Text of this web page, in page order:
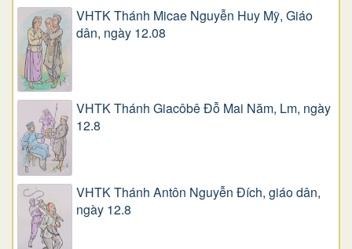
VHTK Thánh Micae Nguyễn Huy Mỹ, Giáo
dân, ngày 12.08
VHTK Thánh Giacôbê Ðỗ Mai Năm, Lm, ngày
12.8
VHTK Thánh Antôn Nguyễn Ðích, giáo dân,
ngày 12.8